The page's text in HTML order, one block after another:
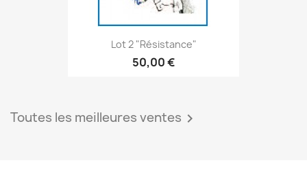
Lot 2 "Résistance"
50,00 €
Toutes les meilleures ventes 